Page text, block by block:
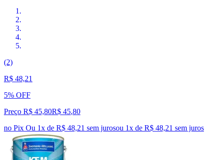
(2)
R$ 48,21
5% OFF
Preço R$ 45,80R$ 45,80
no Pix Ou 1x de R$ 48,21 sem jurosou 1x de R$ 48,21 sem juros